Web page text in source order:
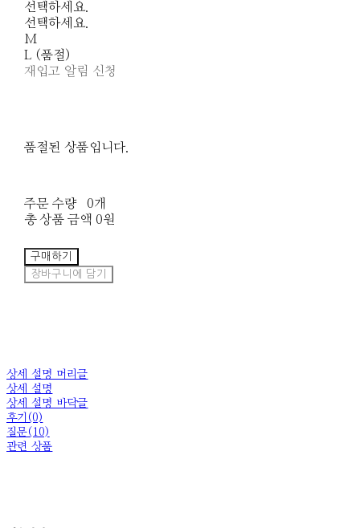
선택하세요.
선택하세요.
M
L (품절)
재입고 알림 신청
품절된 상품입니다.
주문 수량
0개
총 상품 금액 0원
구매하기
장바구니에 담기
상세 설명 머리글
상세 설명
상세 설명 바닥글
후기(0)
질문(10)
관련 상품